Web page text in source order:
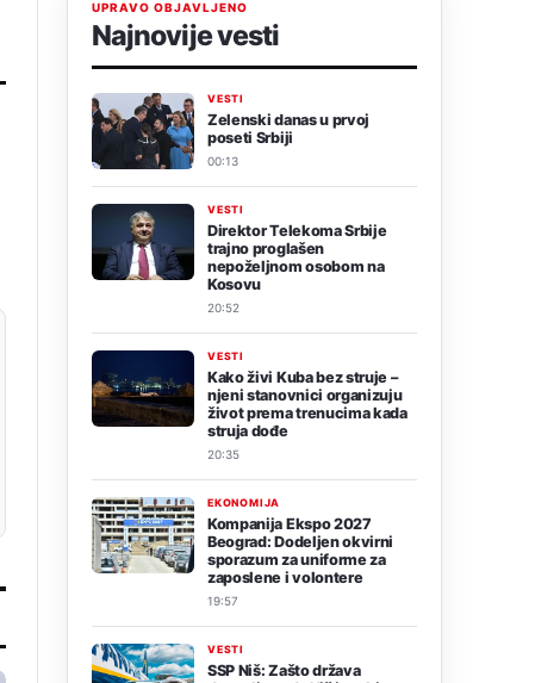
UPRAVO OBJAVLJENO
Najnovije vesti
VESTI
Zelenski danas u prvoj
poseti Srbiji
00:13
VESTI
Direktor Telekoma Srbije
trajno proglašen
nepoželjnom osobom na
Kosovu
20:52
VESTI
Kako živi Kuba bez struje –
njeni stanovnici organizuju
život prema trenucima kada
struja dođe
20:35
EKONOMIJA
Kompanija Ekspo 2027
Beograd: Dodeljen okvirni
sporazum za uniforme za
zaposlene i volontere
19:57
VESTI
SSP Niš: Zašto država